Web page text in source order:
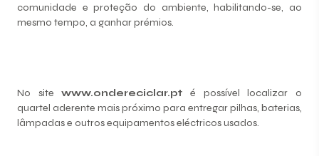
comunidade e proteção do ambiente, habilitando-se, ao
mesmo tempo, a ganhar prémios.
No sitewww.ondereciclar.pt é possível localizar o
quartel aderente mais próximo para entregar pilhas, baterias,
lâmpadas e outros equipamentos eléctricos usados.